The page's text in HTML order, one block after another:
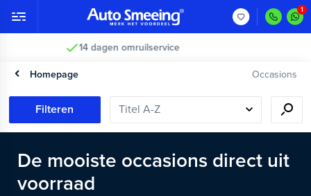
Vakkundig gecontroleerd >
Homepage Occasions
Filteren
De mooiste occasions direct uit
voorraad